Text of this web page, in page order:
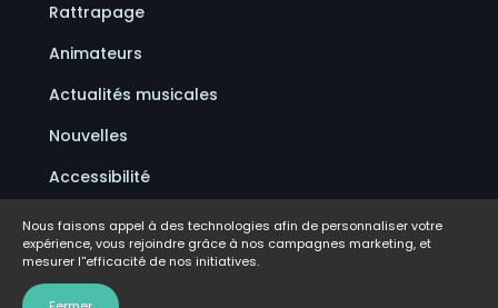
Rattrapage
Animateurs
Actualités musicales
Nouvelles
Accessibilité
Politique de confidentialité
Conditions d'utilisation
FAQ
Nous faisons appel à des technologies afin de personnaliser votre
expérience, vous rejoindre grâce à nos campagnes marketing, et
mesurer l''efficacité de nos initiatives.